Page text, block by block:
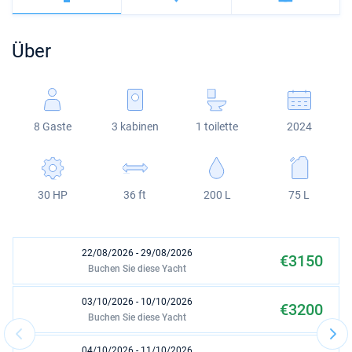
Veruda
Bali
Fountaine Pajot
Leopard
Bali 5.4
Astrea 42
Excess 11
Jeanneau 54
Sun Odyssey 440
Sun Odyssey 410
Dufour 46 GL
Über
8 Gaste 3 kabinen 1 toilette 2024
30 HP 36 ft 200 L 75 L
22/08/2026 - 29/08/2026 €3150
Buchen Sie diese Yacht
03/10/2026 - 10/10/2026 €3200
Buchen Sie diese Yacht